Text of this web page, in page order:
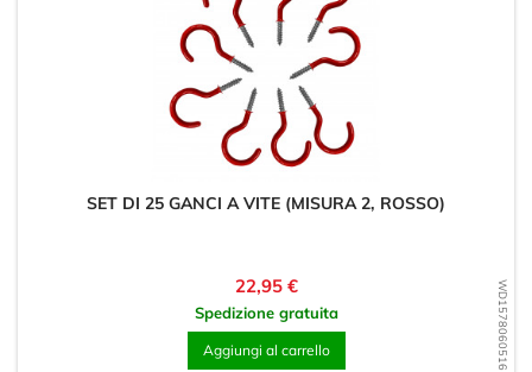
WD1578060516
SET DI 25 GANCI A VITE (MISURA 2, ROSSO)
Prezzo
22,95 €
Spedizione gratuita
Aggiungi al carrello